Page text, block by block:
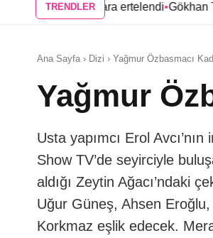
TRENDLER
ilkbahara ertelendi•Gökhan
Ana Sayfa › Dizi › Yağmur Özbasmacı
Yağmur
Usta yapımcı Erol
Show TV’de seyirciyle
aldığı Zeytin Ağacı’ndaki
Uğur Güneş, Ahsen
Korkmaz eşlik edecek.